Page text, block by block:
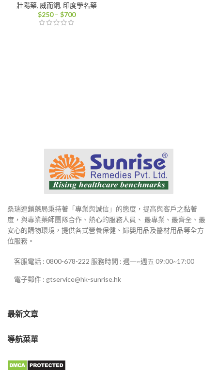
壯陽藥, 威而鋼, 印度學名藥
$250 – $700價
桑瑞連鎖藥局秉持著「專業與誠信」的態度，提高與客戶之黏著
度，與專業藥師團隊合作、熱心的服務人員、 最專業、最齊全、最
安心的購物環境，提供各式營養保健、婦嬰用品及醫材用品等全方
位服務。
客服電話 : 0800-678-222 服務時間 : 週一~週五 09:00~17:00
電子郵件 : gtservice@hk-sunrise.hk
最新文章
導航菜單